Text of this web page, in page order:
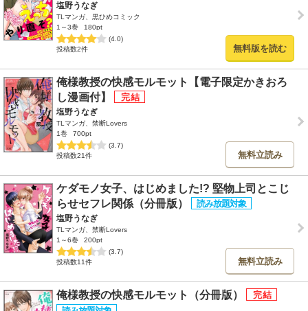
塩野うなぎ
TLマンガ、黒ひめコミック
1～3巻
180pt
(4.0)
投稿数2件
無料版を読む
俺様教授の快感モルモット【電子限定かきおろ
し漫画付】
塩野うなぎ
TLマンガ、禁断Lovers
1巻
700pt
(3.7)
投稿数21件
無料立読み
ケダモノ女子、はじめました!? 堅物上司とこじ
らせセフレ関係（分冊版）
塩野うなぎ
TLマンガ、禁断Lovers
1～6巻
200pt
(3.7)
投稿数11件
無料立読み
俺様教授の快感モルモット（分冊版）